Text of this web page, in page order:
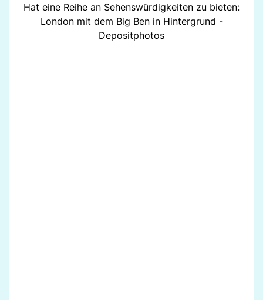
Hat eine Reihe an Sehenswürdigkeiten zu bieten:
London mit dem Big Ben in Hintergrund -
Depositphotos